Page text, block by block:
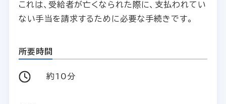
これは、受給者が亡くなられた際に、支払われてい
ない手当を請求するために必要な手続きです。
所要時間
約10分